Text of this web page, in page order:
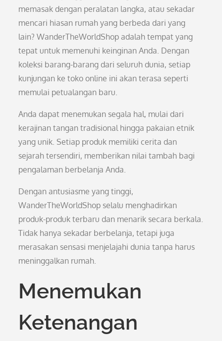
memasak dengan peralatan langka, atau sekadar
mencari hiasan rumah yang berbeda dari yang
lain? WanderTheWorldShop adalah tempat yang
tepat untuk memenuhi keinginan Anda. Dengan
koleksi barang-barang dari seluruh dunia, setiap
kunjungan ke toko online ini akan terasa seperti
memulai petualangan baru.
Anda dapat menemukan segala hal, mulai dari
kerajinan tangan tradisional hingga pakaian etnik
yang unik. Setiap produk memiliki cerita dan
sejarah tersendiri, memberikan nilai tambah bagi
pengalaman berbelanja Anda.
Dengan antusiasme yang tinggi,
WanderTheWorldShop selalu menghadirkan
produk-produk terbaru dan menarik secara berkala.
Tidak hanya sekadar berbelanja, tetapi juga
merasakan sensasi menjelajahi dunia tanpa harus
meninggalkan rumah.
Menemukan
Ketenangan